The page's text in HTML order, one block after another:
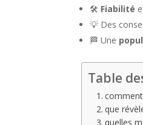
🛠️ Fiabilité
💡 Des
🏁 Une
Table
que
quelles